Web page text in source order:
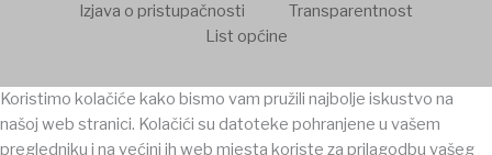
Izjava o pristupačnosti
Transparentnost
List općine
Koristimo kolačiće kako bismo vam pružili najbolje iskustvo na
našoj web stranici. Kolačići su datoteke pohranjene u vašem
pregledniku i na većini ih web mjesta koriste za prilagodbu vašeg